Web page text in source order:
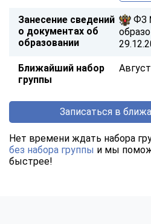
Занесение сведений
о документах об
образовании
ФЗ
Ближайший набор
группы
Записаться в
Нет времени ждать набора
без набора группы и мы
быстрее!